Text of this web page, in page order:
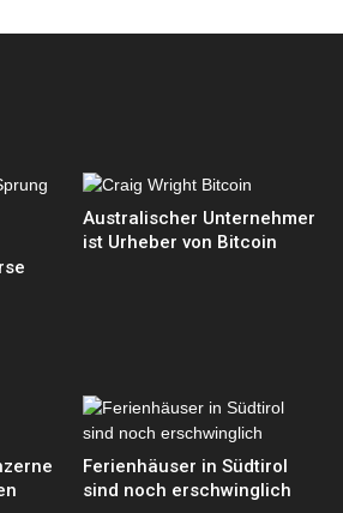
Australischer Unternehmer
ist Urheber von Bitcoin
Ferienhäuser in Südtirol
sind noch erschwinglich